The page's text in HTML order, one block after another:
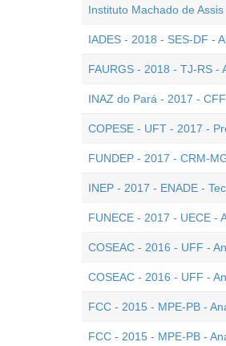
Instituto Machado de
IADES - 2018 - SES-DF -
FAURGS - 2018 - TJ-RS -
INAZ do Pará - 2017 -
COPESE - UFT - 2017 -
FUNDEP - 2017 - CRM-
INEP - 2017 - ENADE -
FUNECE - 2017 - UECE -
COSEAC - 2016 - UFF -
COSEAC - 2016 - UFF -
FCC - 2015 - MPE-PB -
FCC - 2015 - MPE-PB -